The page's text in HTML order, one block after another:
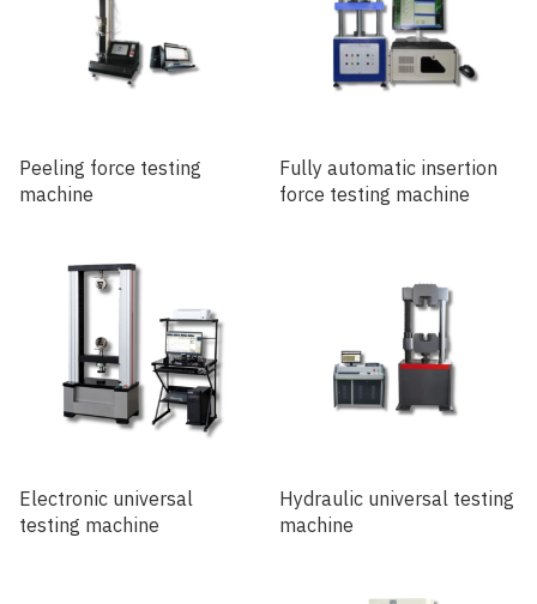
Peeling force testing
machine
Fully automatic insertion
force testing machine
Electronic universal
testing machine
Hydraulic universal testing
machine